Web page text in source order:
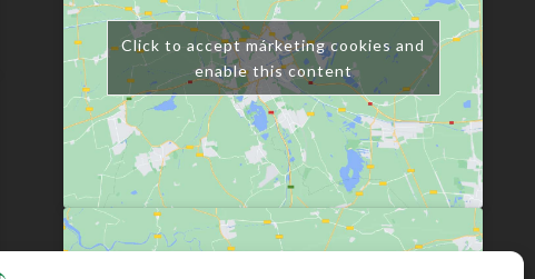
Click to accept márketing cookies and
enable this content